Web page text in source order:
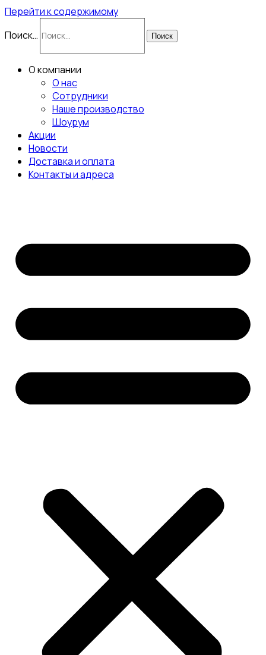
Перейти к содержимому
Поиск…
Поиск
О компании
О нас
Сотрудники
Наше производство
Шоурум
Акции
Новости
Доставка и оплата
Контакты и адреса